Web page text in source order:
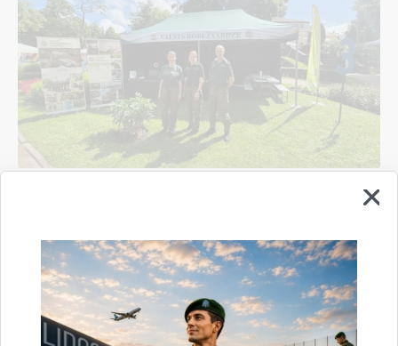
pārvaldi piedalījās vērienīgākajā Sarunu
festivālā "LAMPA"
14.07.2026. pasākums robežsardze